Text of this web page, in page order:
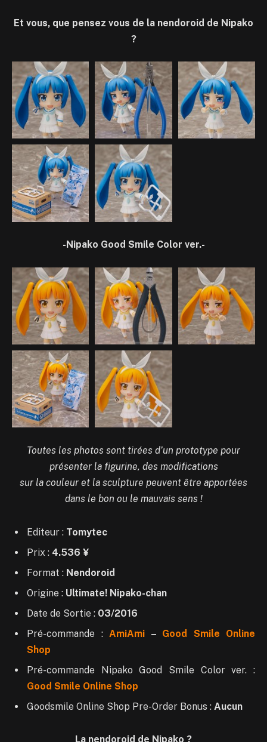
Et vous, que pensez vous de la nendoroid de Nipako
?
-Nipako Good Smile Color ver.-
Toutes les photos sont tirées d’un prototype pour
présenter la figurine, des modifications
sur la couleur et la sculpture peuvent être apportées
dans le bon ou le mauvais sens !
Editeur : Tomytec
Prix : 4.536 ¥
Format : Nendoroid
Origine : Ultimate! Nipako-chan
Date de Sortie : 03/2016
Pré-commande : AmiAmi – Good Smile Online
Shop
Pré-commande Nipako Good Smile Color ver. :
Good Smile Online Shop
Goodsmile Online Shop Pre-Order Bonus : Aucun
La nendoroid de Nipako ?